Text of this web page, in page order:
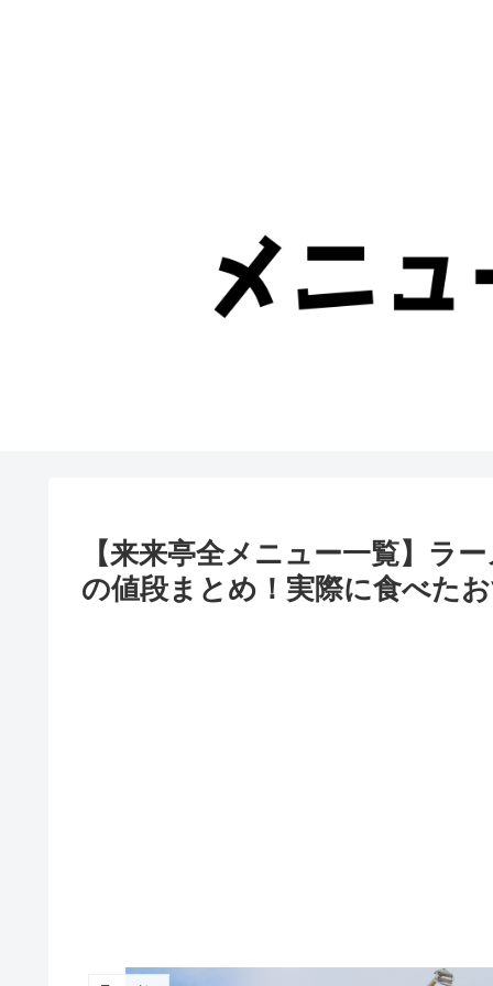
【来来亭全メニュー一覧】ラ
の値段まとめ！実際に食べた